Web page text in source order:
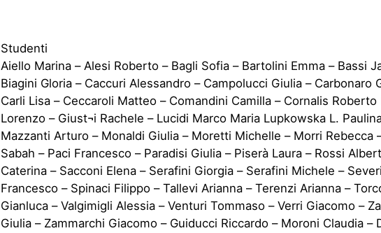
Studenti
Aiello Marina – Alesi Roberto – Bagli Sofia – Bartolini Emma – Bassi
Biagini Gloria – Caccuri Alessandro – Campolucci Giulia – Carbonaro
Carli Lisa – Ceccaroli Matteo – Comandini Camilla – Cornalis Roberto
Lorenzo – Giust¬i Rachele – Lucidi Marco Maria Lupkowska L.
Mazzanti Arturo – Monaldi Giulia – Moretti Michelle – Morri Rebecca
Sabah – Paci Francesco – Paradisi Giulia – Piserà Laura – Rossi
Caterina – Sacconi Elena – Serafini Giorgia – Serafini Michele – Severi
Francesco – Spinaci Filippo – Tallevi Arianna – Terenzi Arianna –
Gianluca – Valgimigli Alessia – Venturi Tommaso – Verri Giacomo –
Giulia – Zammarchi Giacomo – Guiducci Riccardo – Moroni Claudia –